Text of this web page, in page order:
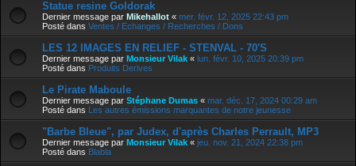
Statue resine Goldorak
Dernier message par Mikehallot « mer. févr. 12, 2025 22:43 pm
Posté dans Ventes / Echanges / Recherches / Dons
LES 12 IMAGES EN RELIEF - STENVAL - 70'S
Dernier message par Monsieur Vilak « lun. févr. 10, 2025 20:39 pm
Posté dans Produits Derives
Le Pirate Maboule
Dernier message par Stéphane Dumas « mar. déc. 17, 2024 00:29 am
Posté dans Les autres émissions marquantes de notre jeunesse
"Barbe Bleue", par Judex, d'après Charles Perrault, MP3
Dernier message par Monsieur Vilak « jeu. nov. 21, 2024 22:38 pm
Posté dans Blabla